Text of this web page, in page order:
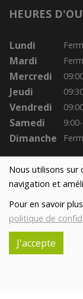
Nous utilisons sur
navigation et
Pour en savoir
politique de
J'accepte
HEURES
Lundi
Mardi
Mercredi
Jeudi
Vendredi
Samedi
Dimanche